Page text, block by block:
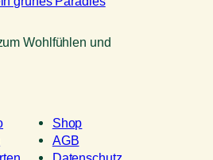
Wohlfühlen und
Shop
AGB